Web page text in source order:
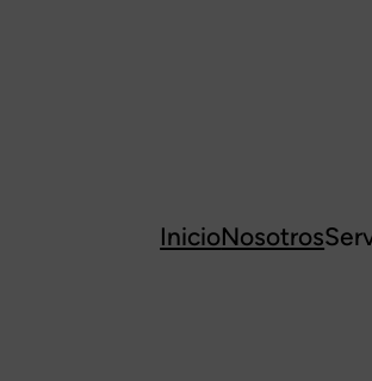
InicioNosotros